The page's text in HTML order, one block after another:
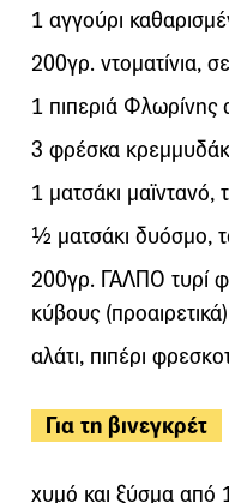
1 αγγούρι
200γρ. ντοματίνια,
1 πιπεριά Φλωρίνης
3 φρέσκα
1 ματσάκι
½ ματσάκι δυόσμο,
200γρ. ΓΑΛΠΟ τυρί
κύβους (προαιρετικά)
αλάτι, πιπέρι
Για τη βινεγκρέτ
χυμό και ξύσμα από